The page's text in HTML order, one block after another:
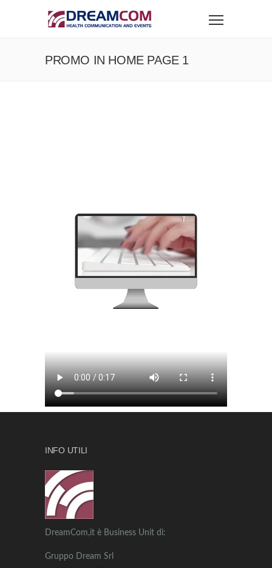
PROMO IN HOME PAGE 1
INFO UTILI
DreamCom,it è Business Unit di:
Gruppo Dream Srl